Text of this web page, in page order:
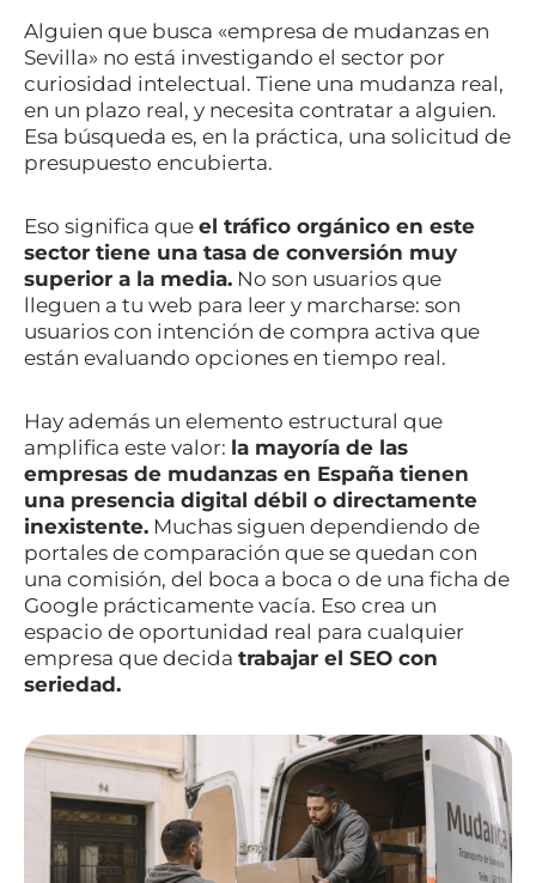
Alguien que busca «empresa de mudanzas en
Sevilla» no está investigando el sector por
curiosidad intelectual. Tiene una mudanza real,
en un plazo real, y necesita contratar a alguien.
Esa búsqueda es, en la práctica, una solicitud de
presupuesto encubierta.
Eso significa que el tráfico orgánico en este
sector tiene una tasa de conversión muy
superior a la media. No son usuarios que
lleguen a tu web para leer y marcharse: son
usuarios con intención de compra activa que
están evaluando opciones en tiempo real.
Hay además un elemento estructural que
amplifica este valor: la mayoría de las
empresas de mudanzas en España tienen
una presencia digital débil o directamente
inexistente. Muchas siguen dependiendo de
portales de comparación que se quedan con
una comisión, del boca a boca o de una ficha de
Google prácticamente vacía. Eso crea un
espacio de oportunidad real para cualquier
empresa que decida trabajar el SEO con
seriedad.